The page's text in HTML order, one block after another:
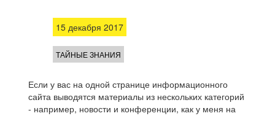
15 декабря 2017
ТАЙНЫЕ ЗНАНИЯ
Если у вас на одной странице информационного
сайта выводятся материалы из нескольких категорий
- например, новости и конференции, как у меня на